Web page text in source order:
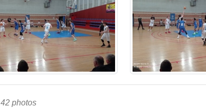
42 photos